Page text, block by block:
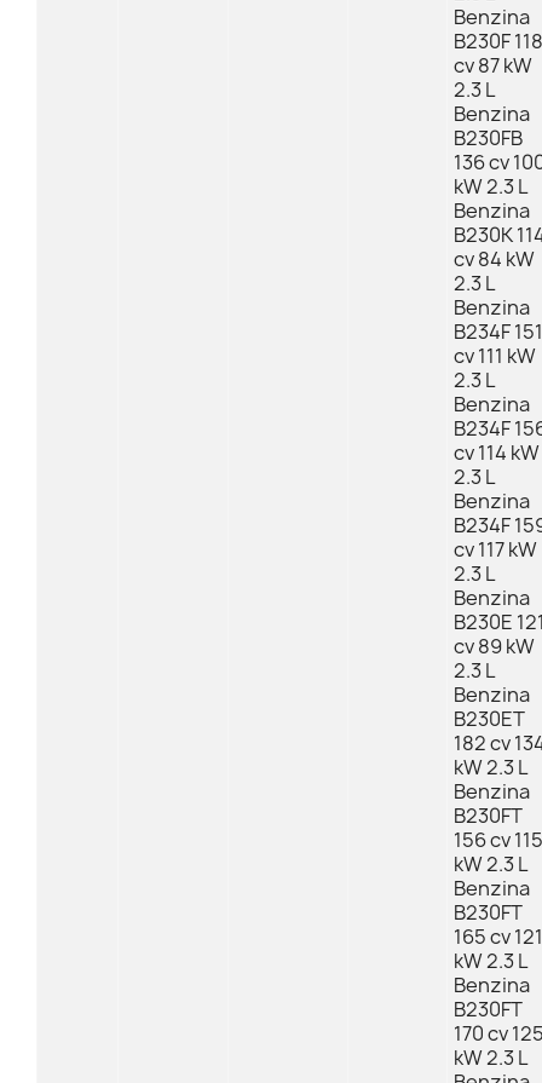
Benzina
B230F 118
cv 87 kW
2.3 L
Benzina
B230FB
136 cv
kW 2.3 L
Benzina
B230K
cv 84 kW
2.3 L
Benzina
B234F 151
cv 111 kW
2.3 L
Benzina
B234F
cv 114 kW
2.3 L
Benzina
B234F
cv 117 kW
2.3 L
Benzina
B230E
cv 89 kW
2.3 L
Benzina
B230ET
182 cv
kW 2.3 L
Benzina
B230FT
156 cv 115
kW 2.3 L
Benzina
B230FT
165 cv 121
kW 2.3 L
Benzina
B230FT
170 cv
kW 2.3 L